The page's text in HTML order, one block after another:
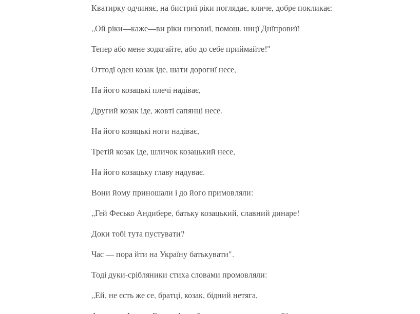
Кватирку одчиняє, на бистриї ріки поглядає, кличе, добре покликає:
„Ой ріки—каже—ви ріки низовиї, помош. ницї Днїпровиї!
Тепер або мене зодягайте, або до себе приймайте!"
Оттодї оден козак іде, шати дорогиї несе,
На його козацькі плечі надіває,
Другий козак іде, жовті сапянці несе.
На його козяцькі ноги надіває,
Третій козак іде, шличок козацький несе,
На його козацьку главу надуває.
Вони йому приношали і до його примовляли:
„Гей Фесько Андибере, батьку козацький, славний динаре!
Доки тобі тута пустувати?
Час — пора йти на Україну батькувати".
Тоді дуки-срібляники стиха словами промовляли:
„Ей, не єсть же се, братці, козак, бідний нетяга,